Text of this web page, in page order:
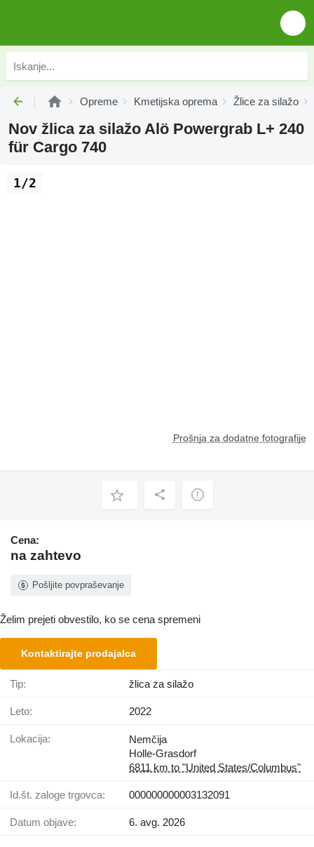
Opreme Kmetijska oprema Žlice za silažo
Nov žlica za silažo Alö Powergrab L+ 240
für Cargo 740
Prošnja za dodatne fotografije
1/2
Cena:
na zahtevo
Pošljite povpraševanje
Želim prejeti obvestilo, ko se cena spremeni
Kontaktirajte prodajalca
Tip: žlica za silažo
Leto: 2022
Lokacija:
Nemčija
Holle-Grasdorf
6811 km to "United States/Columbus"
Id.št. zaloge trgovca: 000000000003132091
Datum objave: 6. avg. 2026